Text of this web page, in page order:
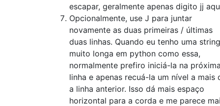
escapar, geralmente apenas digito jj
Opcionalmente, use J para juntar
novamente as duas primeiras / últimas
duas linhas. Quando eu tenho uma string
muito longa em python como essa,
normalmente prefiro iniciá-la na
linha e apenas recuá-la um nível a mais
a linha anterior. Isso dá mais espaço
horizontal para a corda e me parece